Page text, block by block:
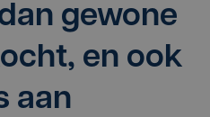
gewo­ne
en ook
aan